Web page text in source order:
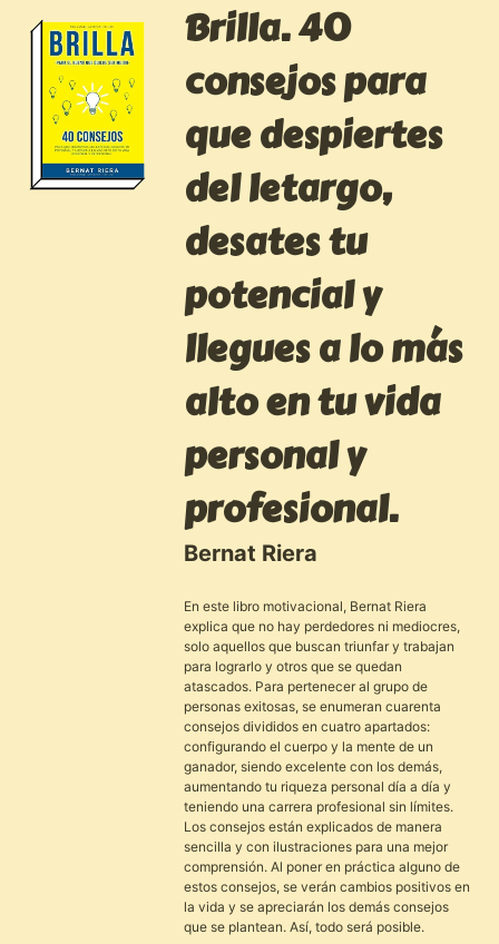
Brilla. 40
consejos para
que despiertes
del letargo,
desates tu
potencial y
llegues a lo más
alto en tu vida
personal y
profesional.
Bernat Riera
En este libro motivacional, Bernat Riera
explica que no hay perdedores ni mediocres,
solo aquellos que buscan triunfar y trabajan
para lograrlo y otros que se quedan
atascados. Para pertenecer al grupo de
personas exitosas, se enumeran cuarenta
consejos divididos en cuatro apartados:
configurando el cuerpo y la mente de un
ganador, siendo excelente con los demás,
aumentando tu riqueza personal día a día y
teniendo una carrera profesional sin límites.
Los consejos están explicados de manera
sencilla y con ilustraciones para una mejor
comprensión. Al poner en práctica alguno de
estos consejos, se verán cambios positivos en
la vida y se apreciarán los demás consejos
que se plantean. Así, todo será posible.